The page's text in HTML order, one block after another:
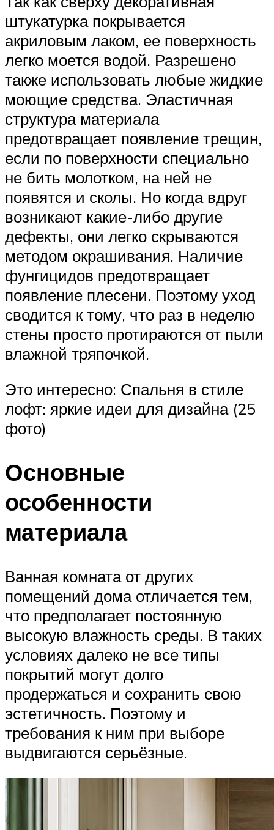
штукатурка покрывается
акриловым лаком, ее поверхность
легко моется водой. Разрешено
также использовать любые жидкие
моющие средства. Эластичная
структура материала
предотвращает появление трещин,
если по поверхности специально
не бить молотком, на ней не
появятся и сколы. Но когда вдруг
возникают какие-либо другие
дефекты, они легко скрываются
методом окрашивания. Наличие
фунгицидов предотвращает
появление плесени. Поэтому уход
сводится к тому, что раз в неделю
стены просто протираются от пыли
влажной тряпочкой.
Это интересно: Спальня в стиле
лофт: яркие идеи для дизайна (25
фото)
Основные
особенности
материала
Ванная комната от других
помещений дома отличается тем,
что предполагает постоянную
высокую влажность среды. В таких
условиях далеко не все типы
покрытий могут долго
продержаться и сохранить свою
эстетичность. Поэтому и
требования к ним при выборе
выдвигаются серьёзные.